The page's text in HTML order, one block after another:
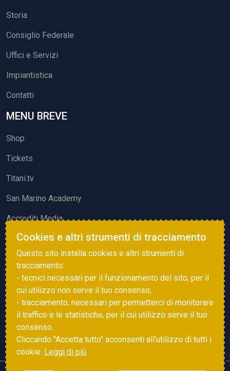
Storia
Consiglio Federale
Uffici e Servizi
Impiantistica
Contatti
MENU BREVE
Shop
Tickets
Titani.tv
San Marino Academy
Accrediti Media
ATTIVITÀ ED EVENTI
Squadre di Calcio
Associazione Sammarinese Arbitri
Vota gol e parata
Cookies e altri strumenti di tracciamento
Questo sito installa cookies e altri strumenti di
tracciamento:
- tecnici necessari per il funzionamento del sito, per il
cui utilizzo non serve il tuo consenso;
- tracciamento, necessari per permetterci di monitorare
il traffico e le statistiche, per il cui utilizzo serve il tuo
consenso.
Cliccando "Accetta tutto" acconsenti all'utilizzo di tutti i
cookie. Leggi di più